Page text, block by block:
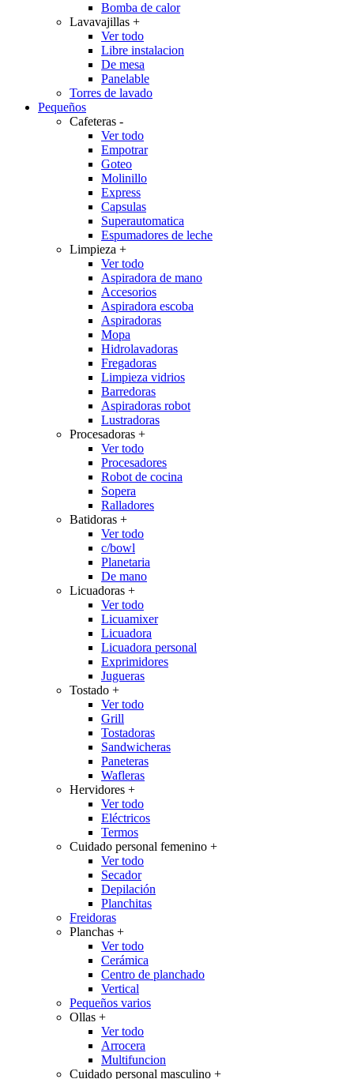
Bomba de calor
Lavavajillas +
Ver todo
Libre instalacion
De mesa
Panelable
Torres de lavado
Pequeños
Cafeteras -
Ver todo
Empotrar
Goteo
Molinillo
Express
Capsulas
Superautomatica
Espumadores de leche
Limpieza +
Ver todo
Aspiradora de mano
Accesorios
Aspiradora escoba
Aspiradoras
Mopa
Hidrolavadoras
Fregadoras
Limpieza vidrios
Barredoras
Aspiradoras robot
Lustradoras
Procesadoras +
Ver todo
Procesadores
Robot de cocina
Sopera
Ralladores
Batidoras +
Ver todo
c/bowl
Planetaria
De mano
Licuadoras +
Ver todo
Licuamixer
Licuadora
Licuadora personal
Exprimidores
Jugueras
Tostado +
Ver todo
Grill
Tostadoras
Sandwicheras
Paneteras
Wafleras
Hervidores +
Ver todo
Eléctricos
Termos
Cuidado personal femenino +
Ver todo
Secador
Depilación
Planchitas
Freidoras
Planchas +
Ver todo
Cerámica
Centro de planchado
Vertical
Pequeños varios
Ollas +
Ver todo
Arrocera
Multifuncion
Cuidado personal masculino +